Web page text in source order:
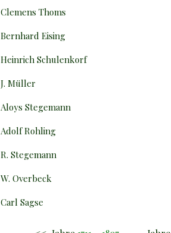
Clemens Thoms
Bernhard Eising
Heinrich Schulenkorf
J. Müller
Aloys Stegemann
Adolf Rohling
R. Stegemann
W. Overbeck
Carl Sagse